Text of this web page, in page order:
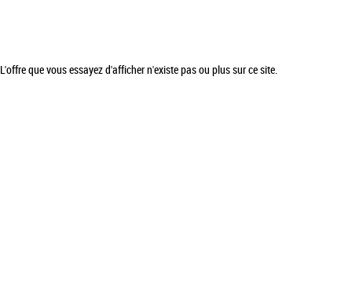
L'offre que vous essayez d'afficher n'existe pas ou plus sur ce site.